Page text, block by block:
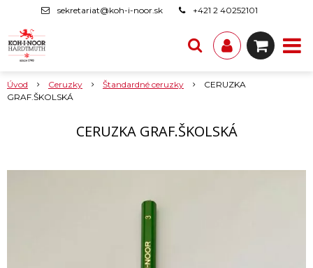
sekretariat@koh-i-noor.sk +421 2 40252101
Úvod Ceruzky Štandardné ceruzky
CERUZKA
GRAF.ŠKOLSKÁ
CERUZKA GRAF.ŠKOLSKÁ